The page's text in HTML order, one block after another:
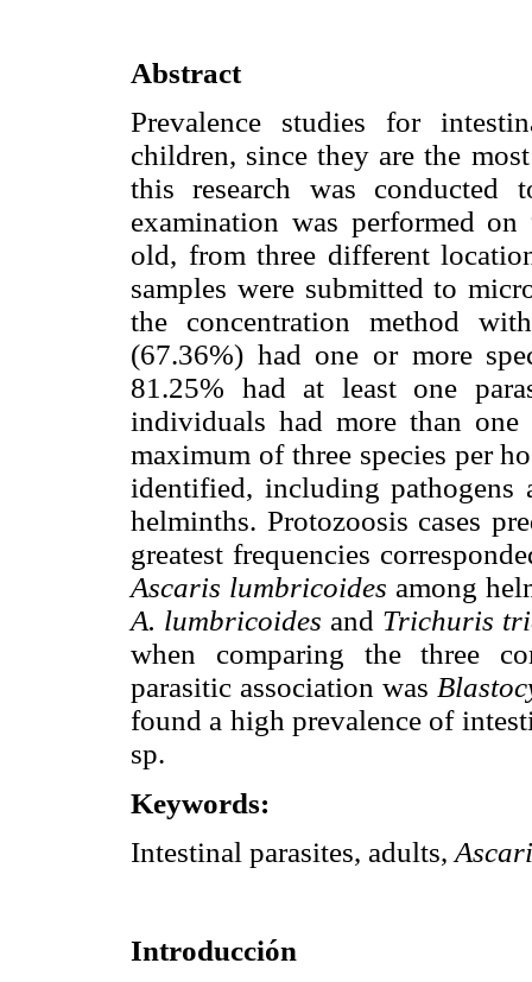
Abstract
Prevalence studies for
children, since they are the
this research was conducted
examination was performed
old, from three different
samples were submitted to
the concentration method
(67.36%) had one or more
81.25% had at least one
individuals had more than one
maximum of three species per
identified, including pathogens
helminths. Protozoosis cases
greatest frequencies
Ascaris lumbricoides among
A. lumbricoides and Trichuris
when comparing the three
parasitic association was
found a high prevalence of
sp.
Keywords:
Intestinal parasites, adults,
Introducción